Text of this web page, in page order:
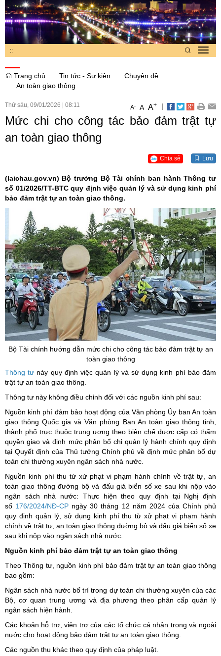
::
Trang chủ
Tin tức - Sự kiện
Chuyên đề
An toàn giao thông
Thứ sáu, 09/01/2026 08:11 A- A A+ |
Mức chi cho công tác bảo đảm trật tự
an toàn giao thông
Chia sẻ Lưu
(laichau.gov.vn) Bộ trưởng Bộ Tài chính ban hành Thông tư
số 01/2026/TT-BTC quy định việc quản lý và sử dụng kinh phí
bảo đảm trật tự an toàn giao thông.
Bộ Tài chính hướng dẫn mức chi cho công tác bảo đảm trật tự an
toàn giao thông
Thông tư này quy định việc quản lý và sử dụng kinh phí bảo đảm
trật tự an toàn giao thông.
Thông tư này không điều chỉnh đối với các nguồn kinh phí sau:
Nguồn kinh phí đảm bảo hoạt động của Văn phòng Ủy ban An toàn
giao thông Quốc gia và Văn phòng Ban An toàn giao thông tỉnh,
thành phố trực thuộc trung ương theo biên chế được cấp có thẩm
quyền giao và định mức phân bổ chi quản lý hành chính quy định
tại Quyết định của Thủ tướng Chính phủ về định mức phân bổ dự
toán chi thường xuyên ngân sách nhà nước.
Nguồn kinh phí thu từ xử phạt vi phạm hành chính về trật tự, an
toàn giao thông đường bộ và đấu giá biển số xe sau khi nộp vào
ngân sách nhà nước: Thực hiện theo quy định tại Nghị định
số 176/2024/NĐ-CP ngày 30 tháng 12 năm 2024 của Chính phủ
quy định quản lý, sử dụng kinh phí thu từ xử phạt vi phạm hành
chính về trật tự, an toàn giao thông đường bộ và đấu giá biển số xe
sau khi nộp vào ngân sách nhà nước.
Nguồn kinh phí bảo đảm trật tự an toàn giao thông
Theo Thông tư, nguồn kinh phí bảo đảm trật tự an toàn giao thông
bao gồm:
Ngân sách nhà nước bố trí trong dự toán chi thường xuyên của các
Bộ, cơ quan trung ương và địa phương theo phân cấp quản lý
ngân sách hiện hành.
Các khoản hỗ trợ, viện trợ của các tổ chức cá nhân trong và ngoài
nước cho hoạt động bảo đảm trật tự an toàn giao thông.
Các nguồn thu khác theo quy định của pháp luật.